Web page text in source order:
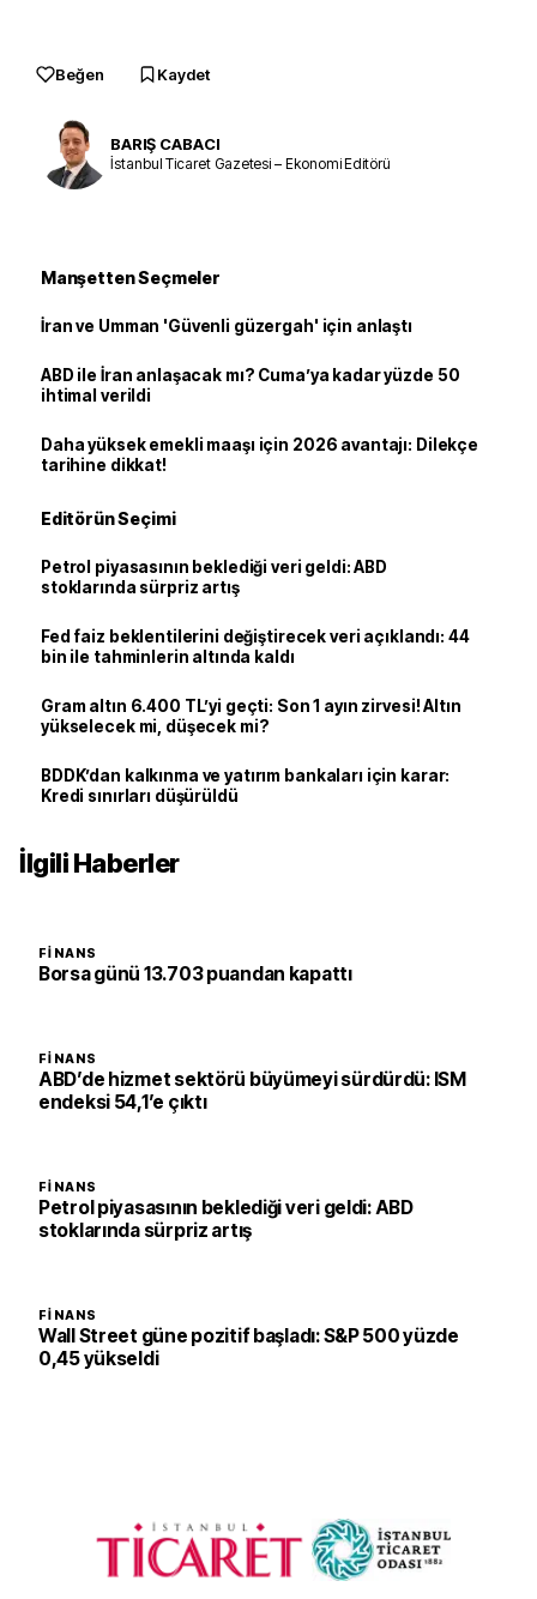
Beğen Kaydet
BARIŞ CABACI
İstanbul Ticaret Gazetesi – Ekonomi Editörü
Manşetten Seçmeler
İran ve Umman 'Güvenli güzergah' için anlaştı
ABD ile İran anlaşacak mı? Cuma’ya kadar yüzde 50
ihtimal verildi
Daha yüksek emekli maaşı için 2026 avantajı: Dilekçe
tarihine dikkat!
Editörün Seçimi
Petrol piyasasının beklediği veri geldi: ABD
stoklarında sürpriz artış
Fed faiz beklentilerini değiştirecek veri açıklandı: 44
bin ile tahminlerin altında kaldı
Gram altın 6.400 TL’yi geçti: Son 1 ayın zirvesi! Altın
yükselecek mi, düşecek mi?
BDDK’dan kalkınma ve yatırım bankaları için karar:
Kredi sınırları düşürüldü
İlgili Haberler
FINANS
Borsa günü 13.703 puandan kapattı
FINANS
ABD’de hizmet sektörü büyümeyi sürdürdü: ISM
endeksi 54,1’e çıktı
FINANS
Petrol piyasasının beklediği veri geldi: ABD
stoklarında sürpriz artış
FINANS
Wall Street güne pozitif başladı: S&P 500 yüzde
0,45 yükseldi